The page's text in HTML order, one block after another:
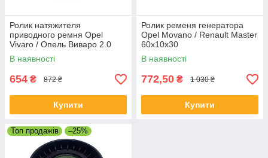
Ролик натяжителя
приводного ремня Opel
Vivaro / Опель Виваро 2.0
DCI
В наявності
654 ₴ 872 ₴
Купити
Ролик ременя генератора
Opel Movano / Renault Master
60x10x30
В наявності
772,50 ₴ 1 030 ₴
Купити
Топ продажів –25%